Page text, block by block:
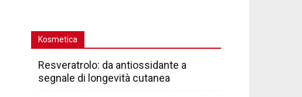
Kosmetica
Resveratrolo: da antiossidante a
segnale di longevità cutanea